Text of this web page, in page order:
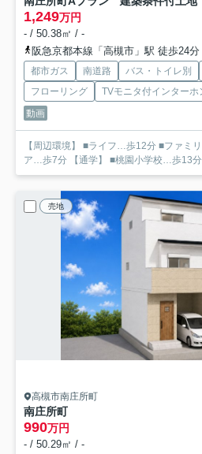
1,249万円
- / 50.38㎡ / -
阪急京都本線「高槻市」駅 徒歩24分
都市ガス 南道路 バス・トイレ別
フローリング
TVモニタ付インターホ
動画
【周辺環境】 ■ライフ…歩12分 ■ファミ
ア…歩7分 【通学】 ■桃園小学校…歩13
売地
高槻市南庄所町
南庄所町
990万円
- / 50.29㎡ / -